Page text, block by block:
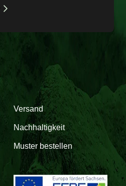
Versand
Nachhaltigkeit
Muster bestellen